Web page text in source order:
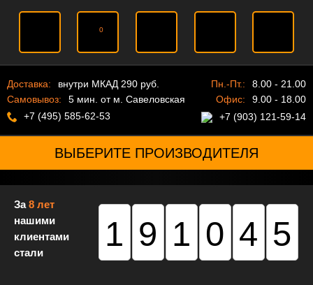
0
Доставка:
внутри МКАД 290 руб.
Самовывоз:
5 мин. от м. Савеловская
+7 (495) 585-62-53
Пн.-Пт.:
8.00 - 21.00
Офис:
9.00 - 18.00
+7 (903) 121-59-14
ВЫБЕРИТЕ ПРОИЗВОДИТЕЛЯ
За8 лет
нашими
клиентами
стали
191045